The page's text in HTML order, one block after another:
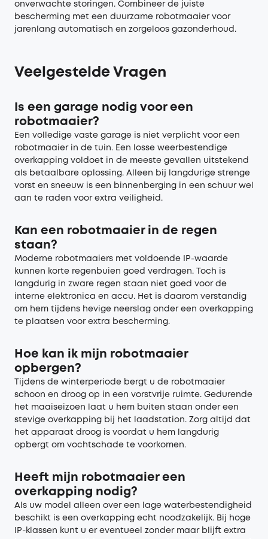
onverwachte storingen. Combineer de juiste
bescherming met een duurzame robotmaaier voor
jarenlang automatisch en zorgeloos gazonderhoud.
Veelgestelde Vragen
Is een garage nodig voor een
robotmaaier?
Een volledige vaste garage is niet verplicht voor een
robotmaaier in de tuin. Een losse weerbestendige
overkapping voldoet in de meeste gevallen uitstekend
als betaalbare oplossing. Alleen bij langdurige strenge
vorst en sneeuw is een binnenberging in een schuur wel
aan te raden voor extra veiligheid.
Kan een robotmaaier in de regen
staan?
Moderne robotmaaiers met voldoende IP-waarde
kunnen korte regenbuien goed verdragen. Toch is
langdurig in zware regen staan niet goed voor de
interne elektronica en accu. Het is daarom verstandig
om hem tijdens hevige neerslag onder een overkapping
te plaatsen voor extra bescherming.
Hoe kan ik mijn robotmaaier
opbergen?
Tijdens de winterperiode bergt u de robotmaaier
schoon en droog op in een vorstvrije ruimte. Gedurende
het maaiseizoen laat u hem buiten staan onder een
stevige overkapping bij het laadstation. Zorg altijd dat
het apparaat droog is voordat u hem langdurig
opbergt om vochtschade te voorkomen.
Heeft mijn robotmaaier een
overkapping nodig?
Als uw model alleen over een lage waterbestendigheid
beschikt is een overkapping echt noodzakelijk. Bij hoge
IP-klassen kunt u er eventueel zonder maar blijft extra